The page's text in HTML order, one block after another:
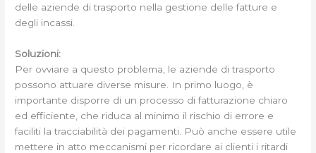
delle aziende di trasporto nella gestione delle fatture e
degli incassi.
Soluzioni:
Per ovviare a questo problema, le aziende di trasporto
possono attuare diverse misure. In primo luogo, è
importante disporre di un processo di fatturazione chiaro
ed efficiente, che riduca al minimo il rischio di errore e
faciliti la tracciabilità dei pagamenti. Può anche essere utile
mettere in atto meccanismi per ricordare ai clienti i ritardi